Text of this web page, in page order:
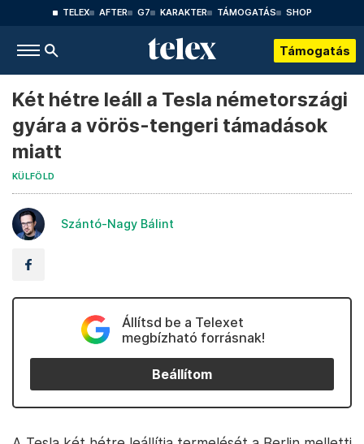
TELEX AFTER G7 KARAKTER TÁMOGATÁS SHOP
Támogatás
Két hétre leáll a Tesla németországi
gyára a vörös-tengeri támadások
miatt
KÜLFÖLD
Szántó-Nagy Bálint
Állítsd be a Telexet
megbízható forrásnak!
Beállítom